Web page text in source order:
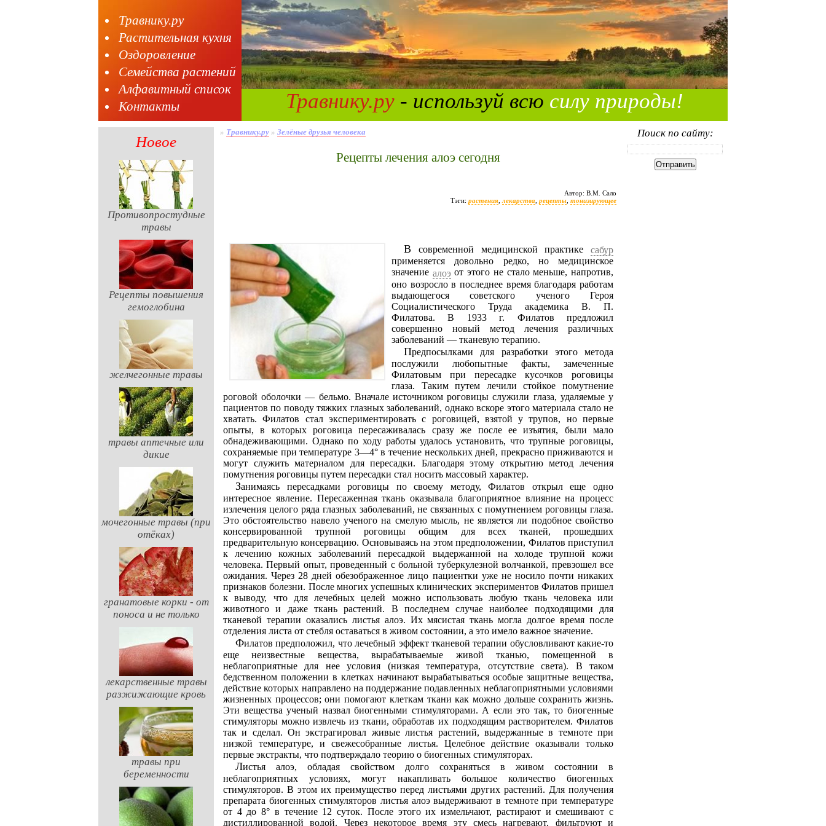
Травнику.ру
Растительная кухня
Оздоровление
Семейства растений
Алфавитный список
Контакты
Травнику.ру - используй всю силу природы!
Новое
Противопростудные
травы
Рецепты повышения
гемоглобина
желчегонные травы
травы аптечные или
дикие
мочегонные травы (при
отёках)
гранатовые корки - от
поноса и не только
лекарственные травы
разжижающие кровь
травы при
беременности
» Травнику.ру » Зелёные друзья человека
Рецепты лечения алоэ сегодня
Автор: В.М. Сало
Тэги: растения лекарства рецепты тонизирующее
В современной медицинской практике сабур
применяется довольно редко, но медицинское
значение алоэот этого не стало меньше, напротив,
оно возросло в последнее время благодаря работам
выдающегося советского ученого Героя
Социалистического Труда академика В. П.
Филатова. В 1933 г. Филатов предложил
совершенно новый метод лечения различных
заболеваний — тканевую терапию.
Предпосылками для разработки этого метода
послужили любопытные факты, замеченные
Филатовым при пересадке кусочков роговицы
глаза. Таким путем лечили стойкое помутнение
роговой оболочки — бельмо. Вначале источником роговицы служили глаза, удаляемые у
пациентов по поводу тяжких глазных заболеваний, однако вскоре этого материала стало не
хватать. Филатов стал экспериментировать с роговицей, взятой у трупов, но первые
опыты, в которых роговица пересаживалась сразу же после ее изъятия, были мало
обнадеживающими. Однако по ходу работы удалось установить, что трупные роговицы,
сохраняемые при температуре 3—4° в течение нескольких дней, прекрасно приживаются и
могут служить материалом для пересадки. Благодаря этому открытию метод лечения
помутнения роговицы путем пересадки стал носить массовый характер.
Занимаясь пересадками роговицы по своему методу, Филатов открыл еще одно
интересное явление. Пересаженная ткань оказывала благоприятное влияние на процесс
излечения целого ряда глазных заболеваний, не связанных с помутнением роговицы глаза.
Это обстоятельство навело ученого на смелую мысль, не является ли подобное свойство
консервированной трупной роговицы общим для всех тканей, прошедших
предварительную консервацию. Основываясь на этом предположении, Филатов приступил
к лечению кожных заболеваний пересадкой выдержанной на холоде трупной кожи
человека. Первый опыт, проведенный с больной туберкулезной волчанкой, превзошел все
ожидания. Через 28 дней обезображенное лицо пациентки уже не носило почти никаких
признаков болезни. После многих успешных клинических экспериментов Филатов пришел
к выводу, что для лечебных целей можно использовать любую ткань человека или
животного и даже ткань растений. В последнем случае наиболее подходящими для
тканевой терапии оказались листья алоэ. Их мясистая ткань могла долгое время после
отделения листа от стебля оставаться в живом состоянии, а это имело важное значение.
Филатов предположил, что лечебный эффект тканевой терапии обусловливают какие-то
еще неизвестные вещества, вырабатываемые живой тканью, помещенной в
неблагоприятные для нее условия (низкая температура, отсутствие света). В таком
бедственном положении в клетках начинают вырабатываться особые защитные вещества,
действие которых направлено на поддержание подавленных неблагоприятными условиями
жизненных процессов; они помогают клеткам ткани как можно дольше сохранить жизнь.
Эти вещества ученый назвал биогенными стимуляторами. А если это так, то биогенные
стимуляторы можно извлечь из ткани, обработав их подходящим растворителем. Филатов
так и сделал. Он экстрагировал живые листья растений, выдержанные в темноте при
низкой температуре, и свежесобранные листья. Целебное действие оказывали только
первые экстракты, что подтверждало теорию о биогенных стимуляторах.
Листья алоэ, обладая свойством долго сохраняться в живом состоянии в
неблагоприятных условиях, могут накапливать большое количество биогенных
стимуляторов. В этом их преимущество перед листьями других растений. Для получения
препарата биогенных стимуляторов листья алоэ выдерживают в темноте при температуре
от 4 до 8° в течение 12 суток. После этого их измельчают, растирают и смешивают с
дистиллированной водой. Через некоторое время эту смесь нагревают, фильтруют и
Поиск по сайту: